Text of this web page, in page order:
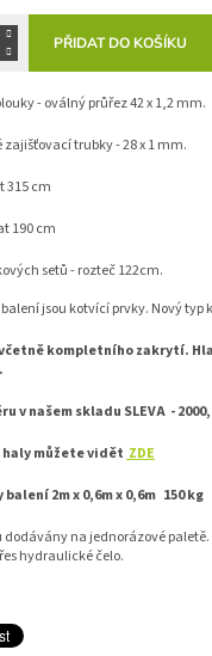
PŘIDAT DO KOŠÍKU
- oválný průřez 42 x 1,2 mm.
zajišťovací trubky - 28 x 1 mm.
315 cm
190 cm
setů - rozteč 122cm.
jsou kotvící prvky. Nový typ
včetně kompletního zakrytí.
v našem skladu SLEVA -
můžete vidět ZDE
balení 2m x 0,6m x 0,6m 150 kg
dodávány na jednorázové
hydraulické čelo.